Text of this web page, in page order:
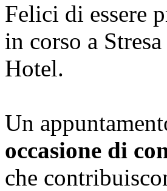
Felici di essere
in corso a
Hotel.
Un
occasione di
che